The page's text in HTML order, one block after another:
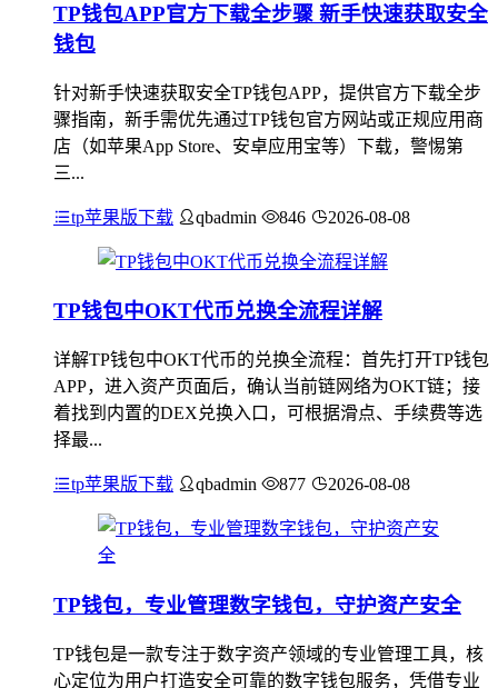
TP钱包APP官方下载全步骤 新手快速获取安全
钱包
针对新手快速获取安全TP钱包APP，提供官方下载全步
骤指南，新手需优先通过TP钱包官方网站或正规应用商
店（如苹果App Store、安卓应用宝等）下载，警惕第
三...
tp苹果版下载 qbadmin 846 2026-08-08
TP钱包中OKT代币兑换全流程详解
详解TP钱包中OKT代币的兑换全流程：首先打开TP钱包
APP，进入资产页面后，确认当前链网络为OKT链；接
着找到内置的DEX兑换入口，可根据滑点、手续费等选
择最...
tp苹果版下载 qbadmin 877 2026-08-08
TP钱包，专业管理数字钱包，守护资产安全
TP钱包是一款专注于数字资产领域的专业管理工具，核
心定位为用户打造安全可靠的数字钱包服务，凭借专业